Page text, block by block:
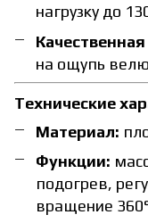
нагрузку до
на ощупь
Технические
Материал:
Функции:
подогрев,
вращение